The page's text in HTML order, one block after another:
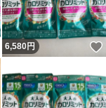
いいね！
6,580円